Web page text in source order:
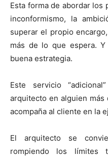
Esta forma de abordar los
inconformismo, la
superar el propio
más de lo que espera.
buena estrategia.
Este servicio
arquitecto en alguien más
acompaña al cliente en la
El arquitecto se
rompiendo los límites